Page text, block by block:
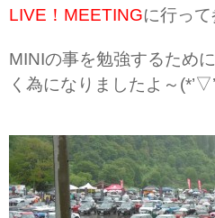
LIVE！MEETINGに行っ
MINIの事を勉強するため
く為になりましたよ～